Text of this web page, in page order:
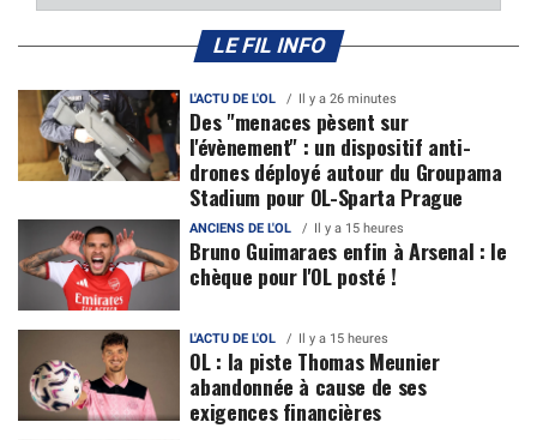
LE FIL INFO
L'ACTU DE L'OL Il y a 26 minutes
Des "menaces pèsent sur
l'évènement" : un dispositif anti-
drones déployé autour du Groupama
Stadium pour OL-Sparta Prague
ANCIENS DE L'OL Il y a 15 heures
Bruno Guimaraes enfin à Arsenal : le
chèque pour l'OL posté !
L'ACTU DE L'OL Il y a 15 heures
OL : la piste Thomas Meunier
abandonnée à cause de ses
exigences financières